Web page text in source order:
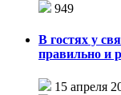
949
В гостях у
правильно и
15 апреля